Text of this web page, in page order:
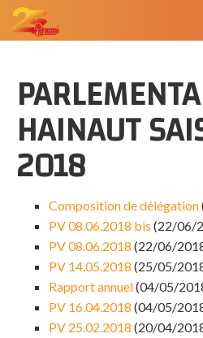
HAINAUT
2018
Composition de délégation
PV 08.06.2018 bis (22/06/
PV 08.06.2018 (22/06/
PV 14.05.2018 (25/05/
Rapport annuel(04/05/
PV 16.04.2018 (04/05/
PV 25.02.2018 (20/04/